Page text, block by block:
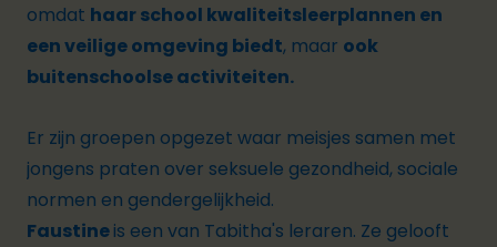
omdat haar school kwaliteitsleerplannen en
een veilige omgeving biedt, maar ook
buitenschoolse activiteiten.
Er zijn groepen opgezet waar meisjes samen met
jongens praten over seksuele gezondheid, sociale
normen en gendergelijkheid.
Faustineis een van Tabitha's leraren. Ze gelooft